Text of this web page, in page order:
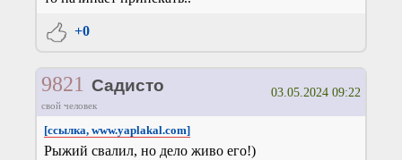
+0
9821 Садисто
свой человек
03.05.2024 09:22
[ссылка, www.yaplakal.com]
Рыжий свалил, но дело живо его!)